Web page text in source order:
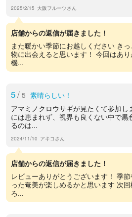
2025/2/15 大阪フルーツさん
店舗からの返信が届きました！
また暖かい季節にお越しください き
物に出会えると思います！ 今回はあ
機...
5/ 5 素晴らしい！
アマミノクロウサギが見たくて参加
には恵まれず、視界も良くない中で黒
るのは...
2024/11/10 アキコさん
店舗からの返信が届きました！
レビューありがとうございます！ 季
った奄美が楽しめるかと思います 次
ろ...